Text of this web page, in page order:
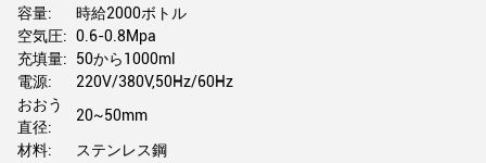
容量:
時給2000ボトル
空気圧: 0.6-0.8Mpa
充填量:
50から1000ml
電源:
220V/380V,50Hz/60Hz
おおう
直径:
20~50mm
材料:
ステンレス鋼